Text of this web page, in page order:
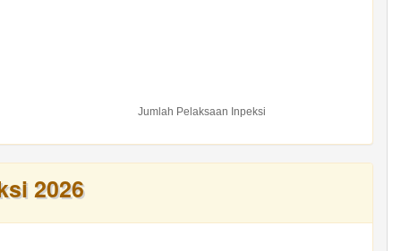
Jumlah Pelaksaan Inpeksi
2026